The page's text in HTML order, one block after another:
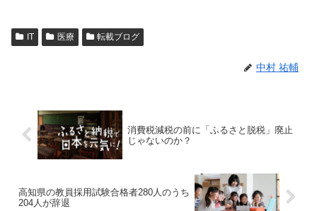
IT 医療 転載ブログ
中村 祐輔
消費税減税の前に「ふるさと脱税」廃止
じゃないのか？
高知県の教員採用試験合格者280人のうち
204人が辞退